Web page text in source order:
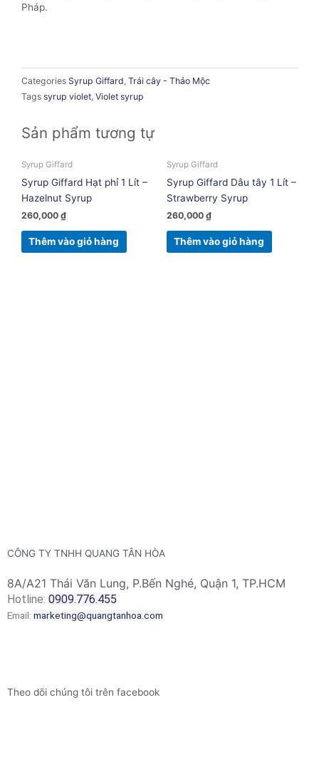
Pháp.
Categories Syrup Giffard, Trái cây - Thảo Mộc
Tags syrup violet, Violet syrup
Sản phẩm tương tự
Syrup Giffard
Syrup Giffard Hạt phỉ 1 Lít –
Hazelnut Syrup
260,000 ₫
Thêm vào giỏ hàng
Syrup Giffard
Syrup Giffard Dâu tây 1 Lít –
Strawberry Syrup
260,000 ₫
Thêm vào giỏ hàng
CÔNG TY TNHH QUANG TÂN HÒA
8A/A21 Thái Văn Lung, P.Bến Nghé, Quận 1, TP.HCM
Hotline: 0909.776.455
Email: marketing@quangtanhoa.com
Theo dõi chúng tôi trên facebook